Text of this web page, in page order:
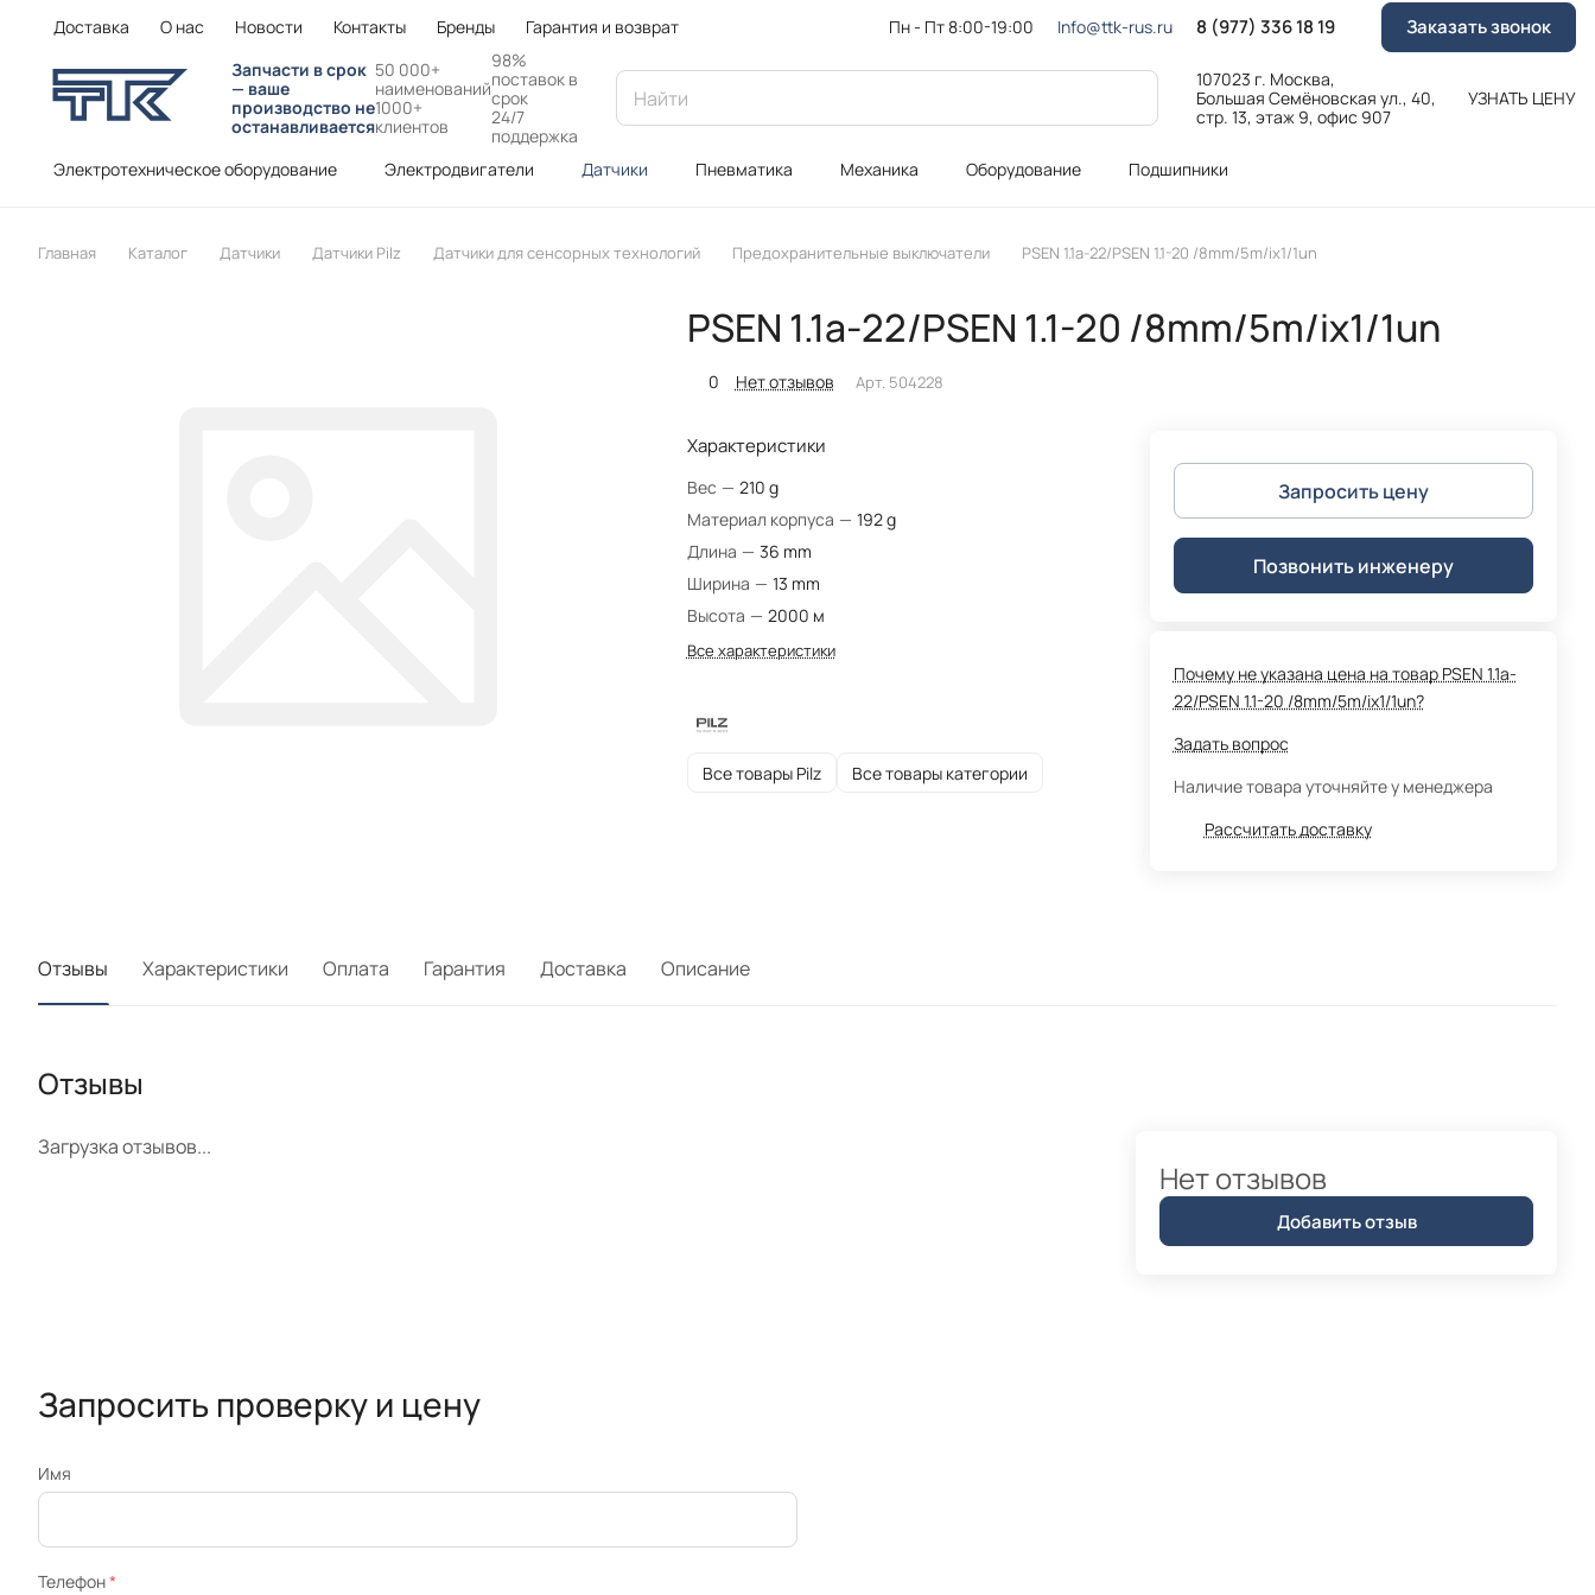
Доставка О нас Новости Контакты Бренды Гарантия и возврат Пн - Пт 8:00-19:00 Info@ttk-rus.ru 8 (977) 336 18 19 Заказать звонок
Запчасти в срок
— ваше
производство не
останавливается
50 000+
наименований
1000+
клиентов
98%
поставок в
срок
24/7
поддержка
107023 г. Москва,
Большая Семёновская ул., 40,
стр. 13, этаж 9, офис 907
УЗНАТЬ ЦЕНУ
Электротехническое оборудование Электродвигатели Датчики Пневматика Механика Оборудование Подшипники
Главная Каталог Датчики Датчики Pilz Датчики для сенсорных технологий Предохранительные выключатели PSEN 1.1a-22/PSEN 1.1-20 /8mm/5m/ix1/1un
PSEN 1.1a-22/PSEN 1.1-20 /8mm/5m/ix1/1un
0 Нет отзывов Арт. 504228
Характеристики
Вес — 210 g
Материал корпуса — 192 g
Длина — 36 mm
Ширина — 13 mm
Высота — 2000 м
Все характеристики
Все товары Pilz Все товары категории
Запросить цену
Позвонить инженеру
Почему не указана цена на товар PSEN 1.1a-
22/PSEN 1.1-20 /8mm/5m/ix1/1un?
Задать вопрос
Наличие товара уточняйте у менеджера
Рассчитать доставку
Отзывы Характеристики Оплата Гарантия Доставка Описание
Отзывы
Загрузка отзывов...
Нет отзывов
Добавить отзыв
Запросить проверку и цену
Имя
Телефон*